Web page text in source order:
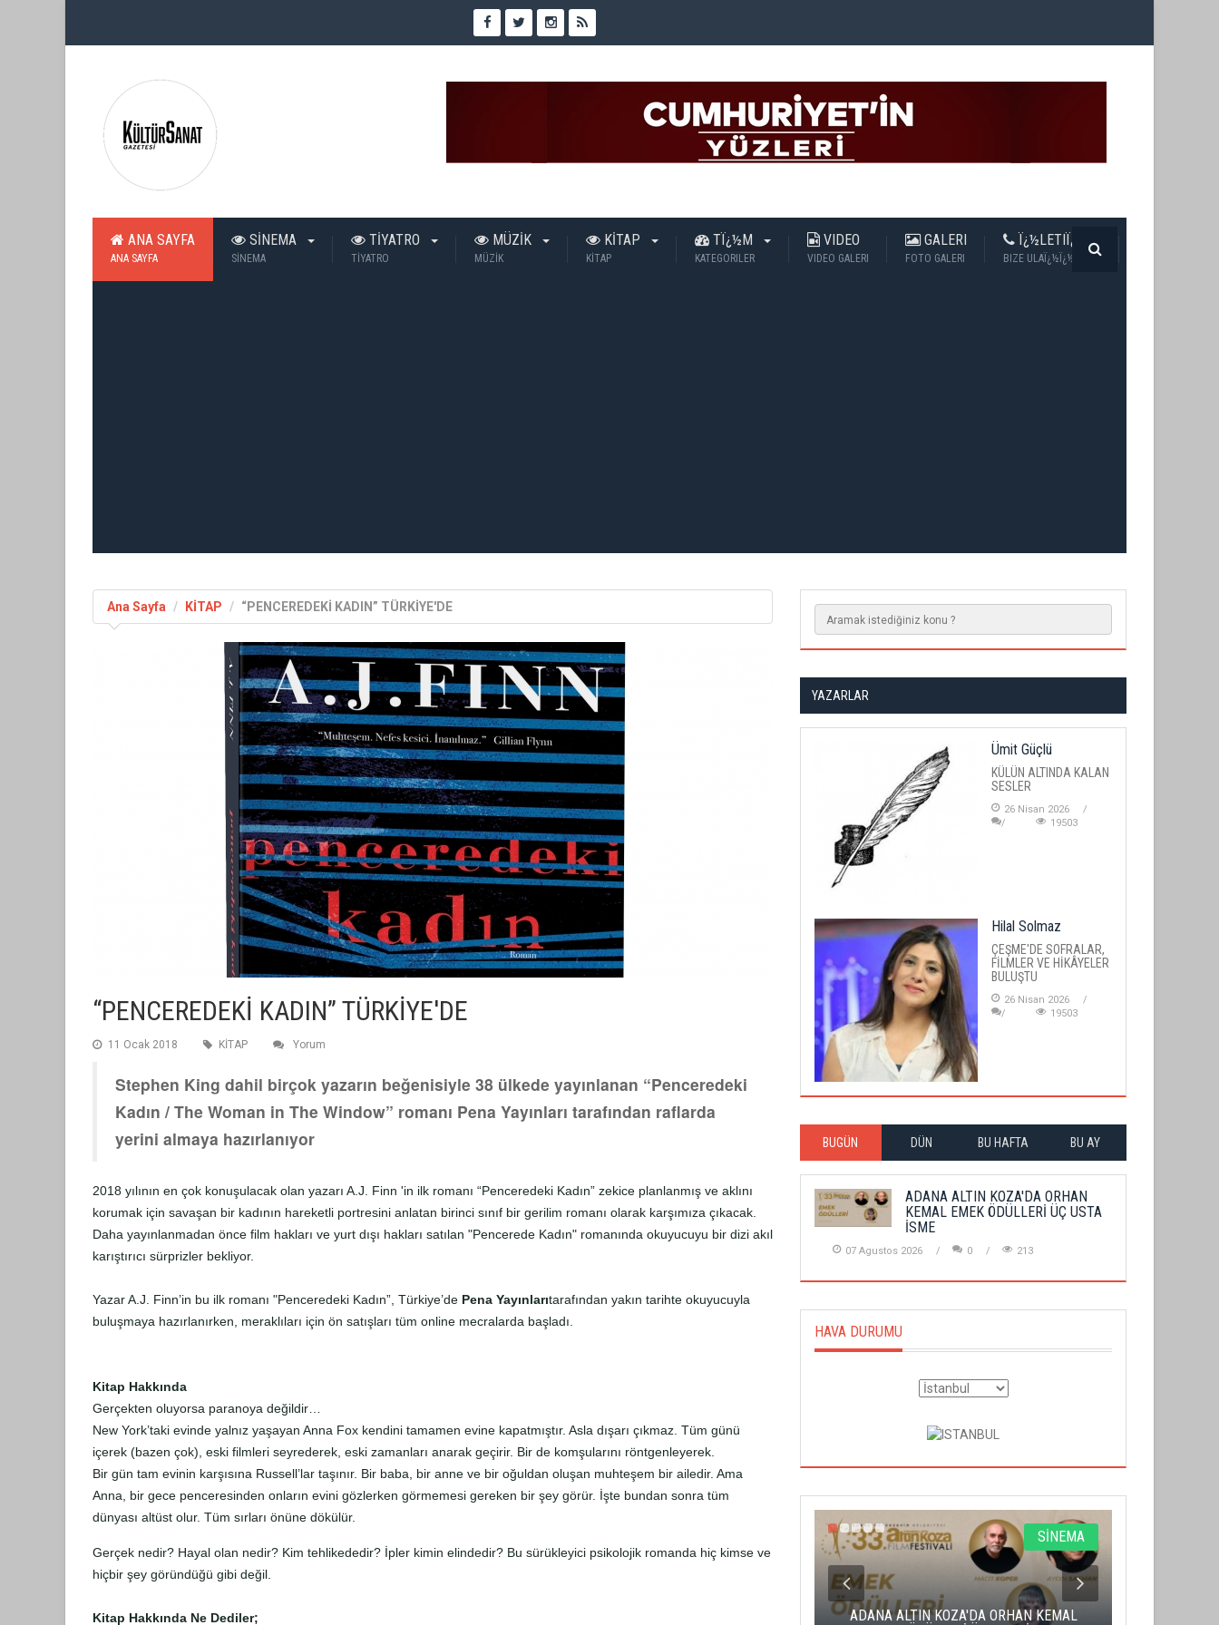
ANA SAYFA
ANA SAYFA
SİNEMA
SİNEMA
TİYATRO
TİYATRO
MÜZİK
MÜZİK
KİTAP
KİTAP
TÏ¿½M
KATEGORILER
VIDEO
VIDEO GALERI
GALERI
FOTO GALERI
Ï¿½LETIÏ¿½IM
BIZE ULAÏ¿½Ï¿½N
Ana Sayfa KİTAP “PENCEREDEKİ KADIN” TÜRKİYE'DE
“PENCEREDEKİ KADIN” TÜRKİYE'DE
11 Ocak 2018 KİTAP Yorum
Stephen King dahil birçok yazarın beğenisiyle 38 ülkede yayınlanan “Penceredeki
Kadın / The Woman in The Window” romanı Pena Yayınları tarafından raflarda
yerini almaya hazırlanıyor
2018 yılının en çok konuşulacak olan yazarı A.J. Finn 'in ilk romanı “Penceredeki Kadın” zekice planlanmış ve aklını
korumak için savaşan bir kadının hareketli portresini anlatan birinci sınıf bir gerilim romanı olarak karşımıza çıkacak.
Daha yayınlanmadan önce film hakları ve yurt dışı hakları satılan "Pencerede Kadın" romanında okuyucuyu bir dizi akıl
karıştırıcı sürprizler bekliyor.
Yazar A.J. Finn’in bu ilk romanı "Penceredeki Kadın”, Türkiye’de Pena Yayınlarıtarafından yakın tarihte okuyucuyla
buluşmaya hazırlanırken, meraklıları için ön satışları tüm online mecralarda başladı.
Kitap Hakkında
Gerçekten oluyorsa paranoya değildir…
New York’taki evinde yalnız yaşayan Anna Fox kendini tamamen evine kapatmıştır. Asla dışarı çıkmaz. Tüm günü
içerek (bazen çok), eski filmleri seyrederek, eski zamanları anarak geçirir. Bir de komşularını röntgenleyerek.
Bir gün tam evinin karşısına Russell’lar taşınır. Bir baba, bir anne ve bir oğuldan oluşan muhteşem bir ailedir. Ama
Anna, bir gece penceresinden onların evini gözlerken görmemesi gereken bir şey görür. İşte bundan sonra tüm
dünyası altüst olur. Tüm sırları önüne dökülür.
Gerçek nedir? Hayal olan nedir? Kim tehlikededir? İpler kimin elindedir? Bu sürükleyici psikolojik romanda hiç kimse ve
hiçbir şey göründüğü gibi değil.
Kitap Hakkında Ne Dediler;
YAZARLAR
Ümit Güçlü
KÜLÜN ALTINDA KALAN
SESLER
26 Nisan 2026
19503
Hilal Solmaz
ÇEŞME'DE SOFRALAR,
FİLMLER VE HİKÂYELER
BULUŞTU
26 Nisan 2026
19503
BUGÜN DÜN BU HAFTA BU AY
ADANA ALTIN KOZA'DA ORHAN
KEMAL EMEK ÖDÜLLERİ ÜÇ USTA
İSME
07 Agustos 2026 0 213
HAVA DURUMU
SİNEMA
ADANA ALTIN KOZA'DA ORHAN KEMAL